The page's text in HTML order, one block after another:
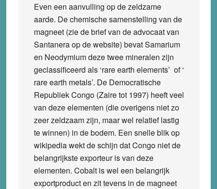
Even een aanvulling op de zeldzame
aarde. De chemische samenstelling van de
magneet (zie de brief van de advocaat van
Santanera op de website) bevat Samarium
en Neodymium deze twee mineralen zijn
geclassificeerd als ‘rare earth elements’ of ‘
rare earth metals’. De Democratische
Republiek Congo (Zaire tot 1997) heeft veel
van deze elementen (die overigens niet zo
zeer zeldzaam zijn, maar wel relatief lastig
te winnen) in de bodem. Een snelle blik op
wikipedia wekt de schijn dat Congo niet de
belangrijkste exporteur is van deze
elementen. Cobalt is wel een belangrijk
exportproduct en zit tevens in de magneet